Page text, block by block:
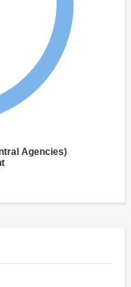
Agencies)